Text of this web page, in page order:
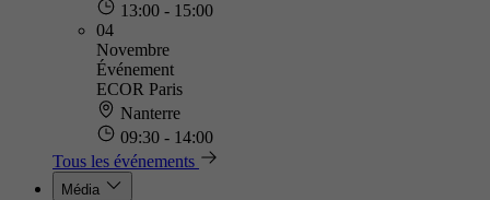
13:00 - 15:00
04
Novembre
Événement
ECOR Paris
Nanterre
09:30 - 14:00
Tous les événements
Média